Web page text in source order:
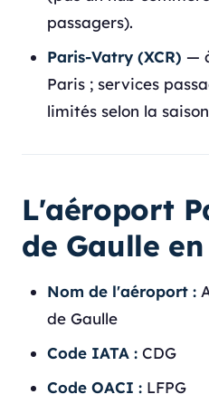
passagers).
Paris-Vatry (XCR) —
Paris ; services
limités selon la
L'aéroport
de Gaulle
Nom de l'aéroport :
de Gaulle
Code IATA : CDG
Code OACI : LFPG